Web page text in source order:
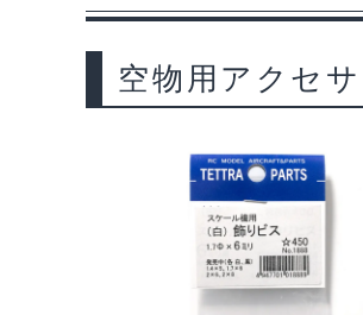
空物用アクセサ